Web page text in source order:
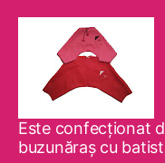
Este confecţionat
buzunăraş cu